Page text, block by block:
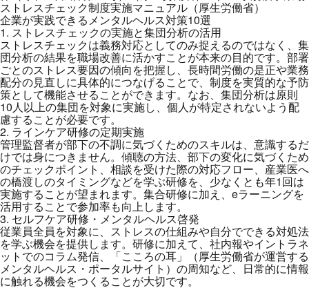
ストレスチェック制度実施マニュアル（厚生労働省）
企業が実践できるメンタルヘルス対策10選
1. ストレスチェックの実施と集団分析の活用
ストレスチェックは義務対応としてのみ捉えるのではなく、集
団分析の結果を職場改善に活かすことが本来の目的です。部署
ごとのストレス要因の傾向を把握し、長時間労働の是正や業務
配分の見直しに具体的につなげることで、制度を実質的な予防
策として機能させることができます。なお、集団分析は原則
10人以上の集団を対象に実施し、個人が特定されないよう配
慮することが必要です。
2. ラインケア研修の定期実施
管理監督者が部下の不調に気づくためのスキルは、意識するだ
けでは身につきません。傾聴の方法、部下の変化に気づくため
のチェックポイント、相談を受けた際の対応フロー、産業医へ
の橋渡しのタイミングなどを学ぶ研修を、少なくとも年1回は
実施することが望まれます。集合研修に加え、eラーニングを
活用することで参加率も向上します。
3. セルフケア研修・メンタルヘルス啓発
従業員全員を対象に、ストレスの仕組みや自分でできる対処法
を学ぶ機会を提供します。研修に加えて、社内報やイントラネ
ットでのコラム発信、「こころの耳」（厚生労働省が運営する
メンタルヘルス・ポータルサイト）の周知など、日常的に情報
に触れる機会をつくることが大切です。